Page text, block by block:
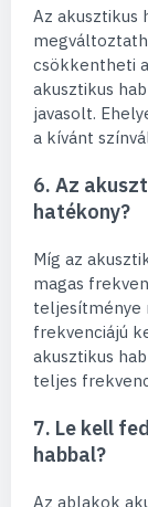
Az akusztikus
csökkentheti
akusztikus
javasolt.
a kívánt
6. Az
hatékony?
Míg az
magas
teljesítménye
frekvenciájú
akusztikus
teljes
7. Le kell
habbal?
Az ablakok